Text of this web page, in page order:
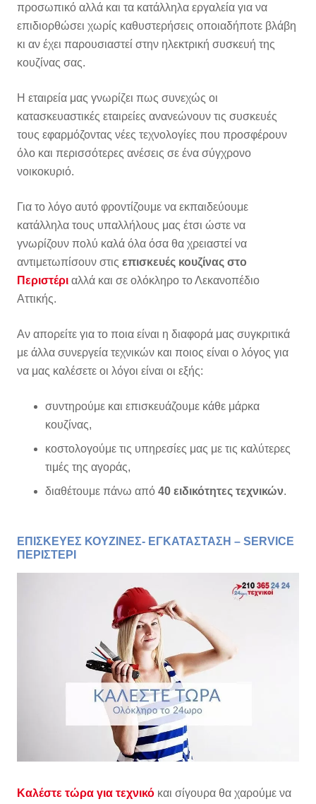
προσωπικό αλλά και τα κατάλληλα εργαλεία για να
επιδιορθώσει χωρίς καθυστερήσεις οποιαδήποτε βλάβη
κι αν έχει παρουσιαστεί στην ηλεκτρική συσκευή της
κουζίνας σας.
Η εταιρεία μας γνωρίζει πως συνεχώς οι
κατασκευαστικές εταιρείες ανανεώνουν τις συσκευές
τους εφαρμόζοντας νέες τεχνολογίες που προσφέρουν
όλο και περισσότερες ανέσεις σε ένα σύγχρονο
νοικοκυριό.
Για το λόγο αυτό φροντίζουμε να εκπαιδεύουμε
κατάλληλα τους υπαλλήλους μας έτσι ώστε να
γνωρίζουν πολύ καλά όλα όσα θα χρειαστεί να
αντιμετωπίσουν στις επισκευές κουζίνας στο
Περιστέρι αλλά και σε ολόκληρο το Λεκανοπέδιο
Αττικής.
Αν απορείτε για το ποια είναι η διαφορά μας συγκριτικά
με άλλα συνεργεία τεχνικών και ποιος είναι ο λόγος για
να μας καλέσετε οι λόγοι είναι οι εξής:
συντηρούμε και επισκευάζουμε κάθε μάρκα
κουζίνας,
κοστολογούμε τις υπηρεσίες μας με τις καλύτερες
τιμές της αγοράς,
διαθέτουμε πάνω από 40 ειδικότητες τεχνικών.
ΕΠΙΣΚΕΥΕΣ ΚΟΥΖΙΝΕΣ- ΕΓΚΑΤΑΣΤΑΣΗ – SERVICE
ΠΕΡΙΣΤΕΡΙ
Καλέστε τώρα για τεχνικό και σίγουρα θα χαρούμε να